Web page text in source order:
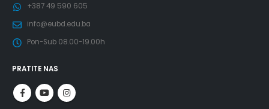
+387 49 590 605
info@eubd.edu.ba
Pon-Sub 08.00-19.00h
PRATITE NAS